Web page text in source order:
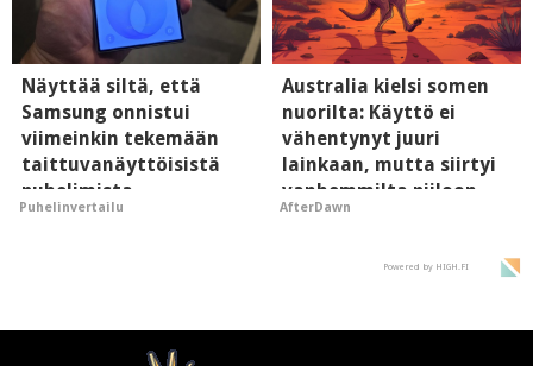
Näyttää siltä, että
Samsung onnistui
viimeinkin tekemään
taittuvanäyttöisistä
puhelimista
supersuosittuja
Puhelinvertailu
Australia kielsi somen
nuorilta: Käyttö ei
vähentynyt juuri
lainkaan, mutta siirtyi
vanhemmilta piiloon
AfterDawn
Powered by HIGH.FI